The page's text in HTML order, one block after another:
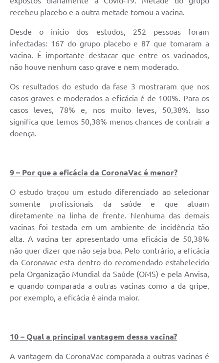
recebeu placebo e a outra metade tomou a vacina.
Desde o início dos estudos, 252 pessoas foram
infectadas: 167 do grupo placebo e 87 que tomaram a
vacina. É importante destacar que entre os vacinados,
não houve nenhum caso grave e nem moderado.
Os resultados do estudo da fase 3 mostraram que nos
casos graves e moderados a eficácia é de 100%. Para os
casos leves, 78% e, nos muito leves, 50,38%. Isso
significa que temos 50,38% menos chances de contrair a
doença.
9 – Por que a eficácia da CoronaVac é menor?
O estudo traçou um estudo diferenciado ao selecionar
somente profissionais da saúde e que atuam
diretamente na linha de frente. Nenhuma das demais
vacinas foi testada em um ambiente de incidência tão
alta. A vacina ter apresentado uma eficácia de 50,38%
não quer dizer que não seja boa. Pelo contrário, a eficácia
da Coronavac esta dentro do recomendado estabelecido
pela Organização Mundial da Saúde (OMS) e pela Anvisa,
e quando comparada a outras vacinas como a da gripe,
por exemplo, a eficácia é ainda maior.
10 – Qual a principal vantagem dessa vacina?
A vantagem da CoronaVac comparada a outras vacinas é